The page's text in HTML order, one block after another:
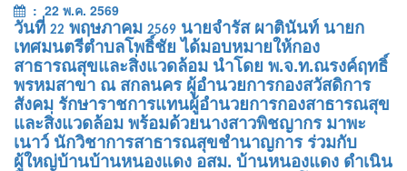
: 22 พ.ค. 2569
วันที่ 22 พฤษภาคม 2569 นายจำรัส ผาตินันท์ นายก
เทศมนตรีตำบลโพธิ์ชัย ได้มอบหมายให้กอง
สาธารณสุขและสิ่งแวดล้อม นำโดย พ.จ.ท.ณรงค์ฤทธิ์
พรหมสาขา ณ สกลนคร ผู้อำนวยการกองสวัสดิการ
สังคม รักษาราชการแทนผู้อำนวยการกองสาธารณสุข
และสิ่งแวดล้อม พร้อมด้วยนางสาวพิชญากร มาพะ
เนาว์ นักวิชาการสาธารณสุขชำนาญการ ร่วมกับ
ผู้ใหญ่บ้านบ้านหนองแดง อสม. บ้านหนองแดง ดำเนิน